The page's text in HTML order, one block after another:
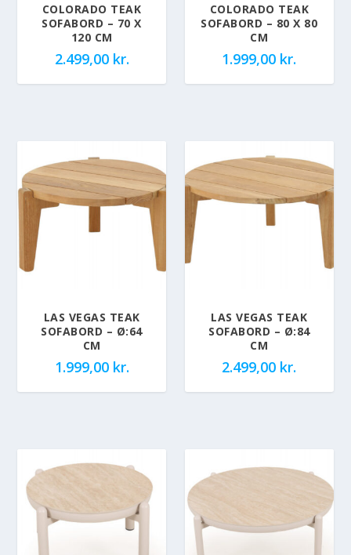
COLORADO TEAK
SOFABORD – 70 X
120 CM
2.499,00 kr.
COLORADO TEAK
SOFABORD – 80 X 80
CM
1.999,00 kr.
LAS VEGAS TEAK
SOFABORD – Ø:64
CM
1.999,00 kr.
LAS VEGAS TEAK
SOFABORD – Ø:84
CM
2.499,00 kr.